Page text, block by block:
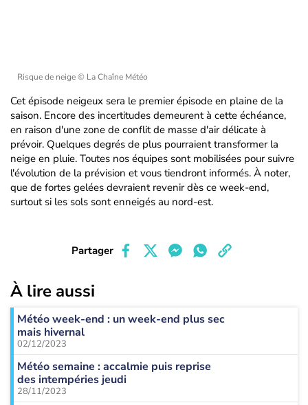
Risque de neige© La Chaîne Météo
Cet épisode neigeux sera le premier épisode en plaine de la
saison. Encore des incertitudes demeurent à cette échéance,
en raison d'une zone de conflit de masse d'air délicate à
prévoir. Quelques degrés de plus pourraient transformer la
neige en pluie. Toutes nos équipes sont mobilisées pour suivre
l'évolution de la prévision et vous tiendront informés. À noter,
que de fortes gelées devraient revenir dès ce week-end,
surtout si les sols sont enneigés au nord-est.
Partager
À lire aussi
Météo week-end : un week-end plus sec
mais hivernal
02/12/2023
Météo semaine : accalmie puis reprise
des intempéries jeudi
28/11/2023